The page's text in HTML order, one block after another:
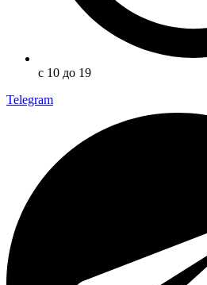
с 10 до 19
Telegram